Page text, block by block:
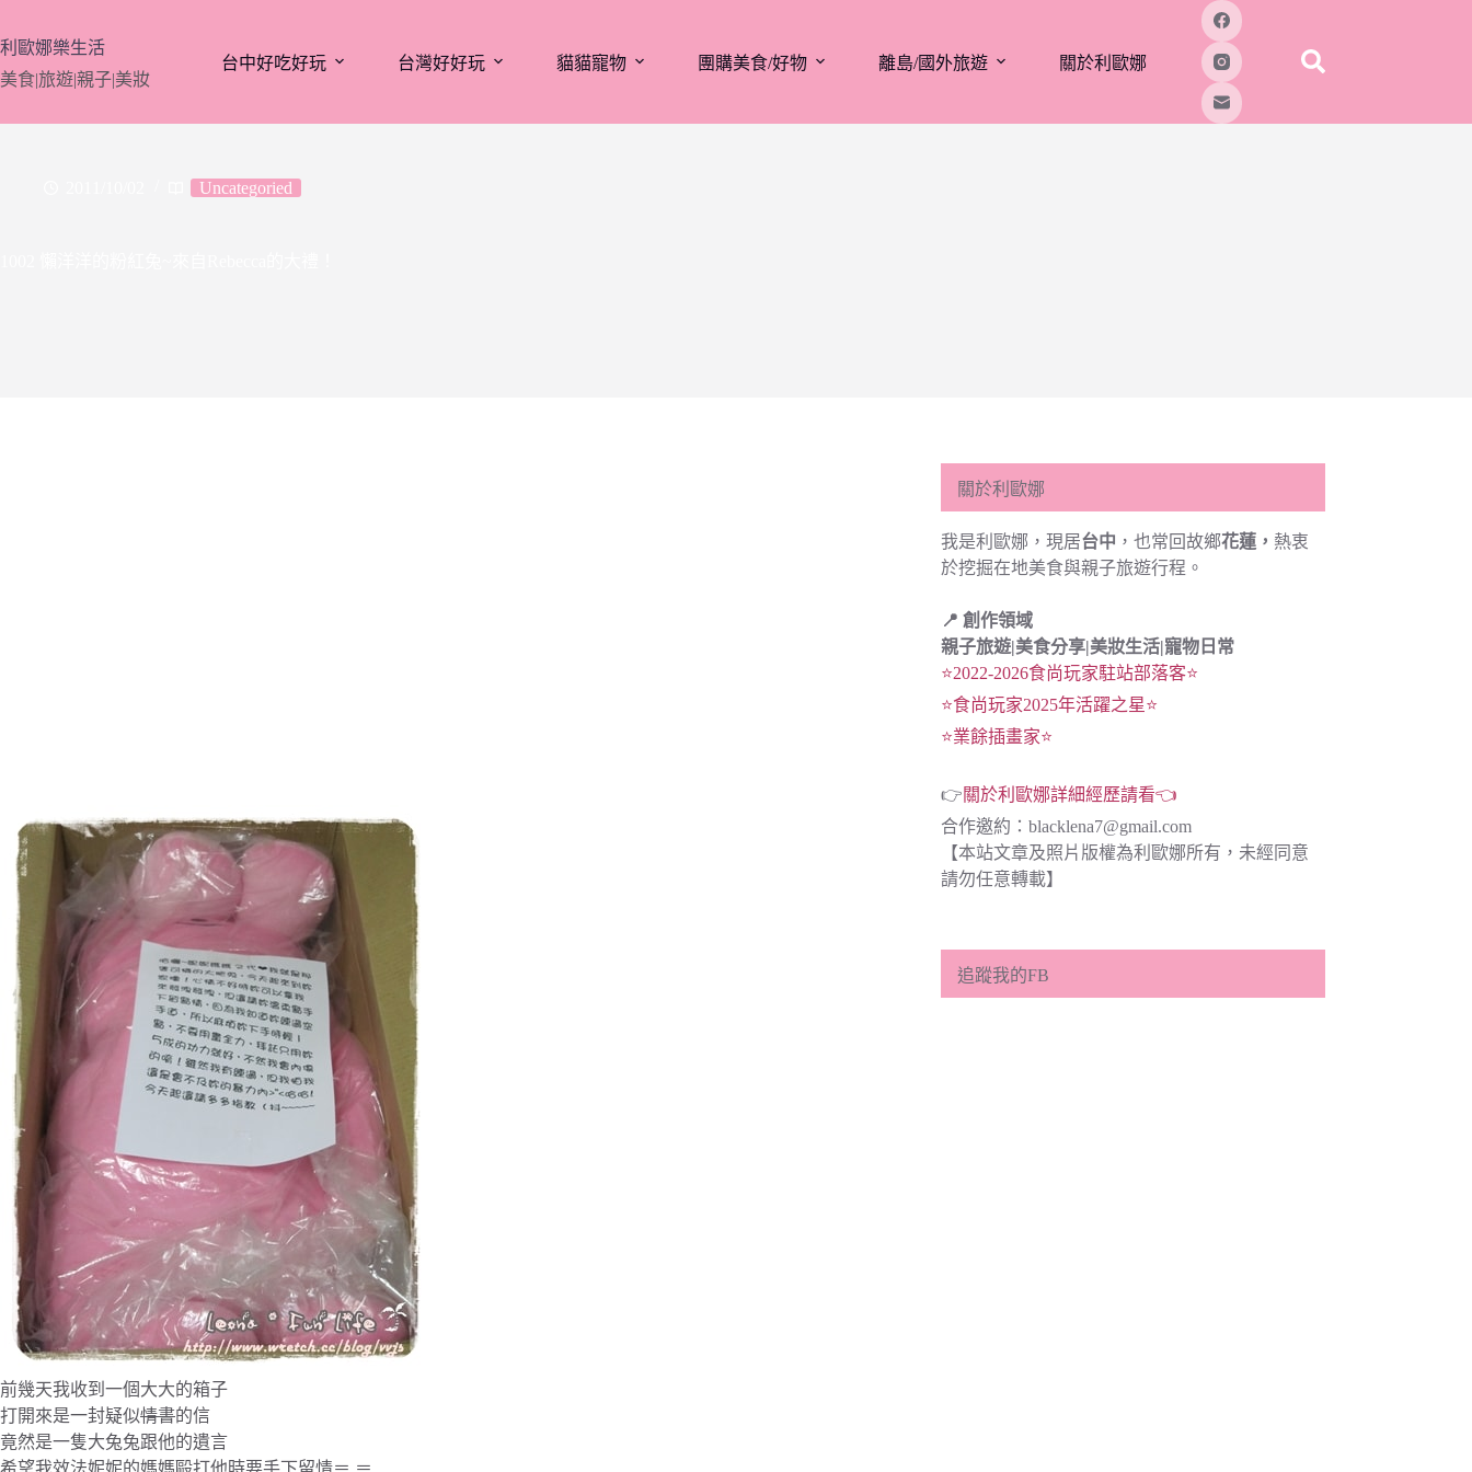
至
主
要
利歐娜樂生活
美食|旅遊|親子|美妝
台中好吃好玩 台灣好好玩 貓貓寵物 團購美食/好物 離島/國外旅遊 關於利歐娜
Uncategoried
前幾天我收到一個大大的箱子
打開來是一封疑似情書的信
竟然是一隻大兔兔跟他的遺言
希望我效法妮妮的媽媽毆打他時要手下留情＝ ＝
關於利歐娜
我是利歐娜，現居台中 ，也常回故鄉花蓮， 熱衷
於挖掘在地美食與親子旅遊行程。
📍 創作領域
親子旅遊|美食分享|美妝生活|寵物日常
⭐2022-2026食尚玩家駐站部落客⭐
⭐食尚玩家2025年活躍之星⭐
⭐業餘插畫家⭐
👉關於利歐娜詳細經歷請看👈
合作邀約： blacklena7@gmail.com
【本站文章及照片版權為利歐娜所有，未經同意
請勿任意轉載】
追蹤我的FB